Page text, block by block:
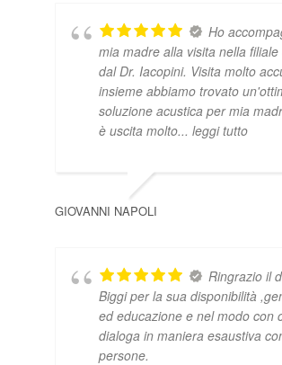
Ho
mia madre alla visita nella filiale
dal Dr. Iacopini. Visita molto
insieme abbiamo trovato
soluzione acustica per mia
è uscita molto... leggi tutto
GIOVANNI NAPOLI
Ringrazio il
Biggi per la sua disponibilità
ed educazione e nel modo con
dialoga in maniera esaustiva
persone.